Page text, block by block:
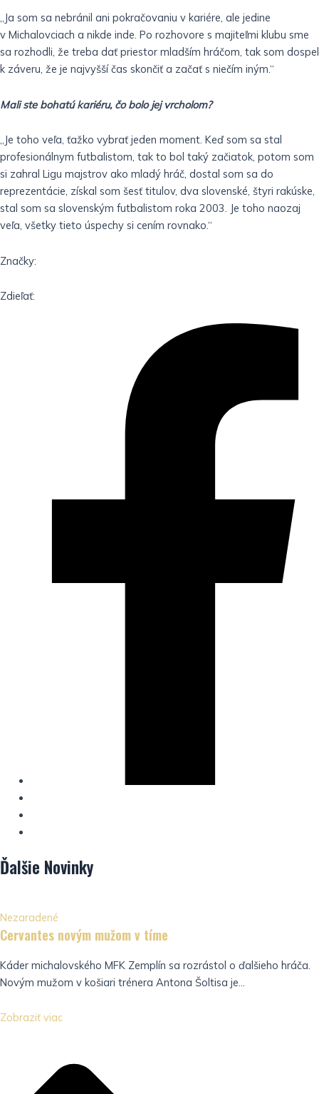
„Ja som sa nebránil ani pokračovaniu v kariére, ale jedine
v Michalovciach a nikde inde. Po rozhovore s majiteľmi klubu sme
sa rozhodli, že treba dať priestor mladším hráčom, tak som dospel
k záveru, že je najvyšší čas skončiť a začať s niečím iným.“
Mali ste bohatú kariéru, čo bolo jej vrcholom?
„Je toho veľa, ťažko vybrať jeden moment. Keď som sa stal
profesionálnym futbalistom, tak to bol taký začiatok, potom som
si zahral Ligu majstrov ako mladý hráč, dostal som sa do
reprezentácie, získal som šesť titulov, dva slovenské, štyri rakúske,
stal som sa slovenským futbalistom roka 2003. Je toho naozaj
veľa, všetky tieto úspechy si cením rovnako.“
Značky:
Zdieľať:
Ďalšie Novinky
Nezaradené
Cervantes novým mužom v tíme
Káder michalovského MFK Zemplín sa rozrástol o ďalšieho hráča.
Novým mužom v košiari trénera Antona Šoltisa je...
Zobraziť viac